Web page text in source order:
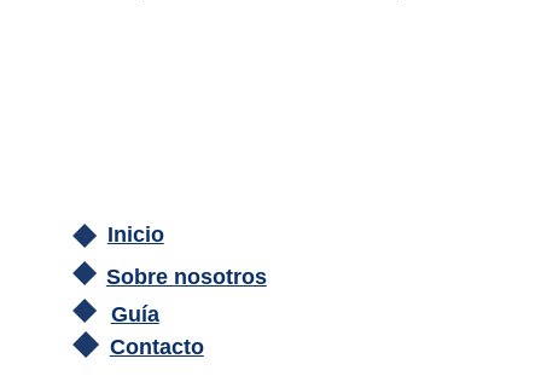
Inicio
Guía
Contacto
Sobre nosotros